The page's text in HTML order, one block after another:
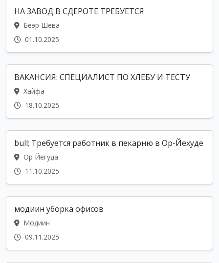
НА ЗАВОД В СДЕРОТЕ ТРЕБУЕТСЯ
Беэр Шева
01.10.2025
ВАКАНСИЯ: СПЕЦИАЛИСТ ПО ХЛЕБУ И ТЕСТУ
Хайфа
18.10.2025
bull; Требуется работник в пекарню в Ор-Йехуде
Ор Йегуда
11.10.2025
модиин уборка офисов
Модиин
09.11.2025